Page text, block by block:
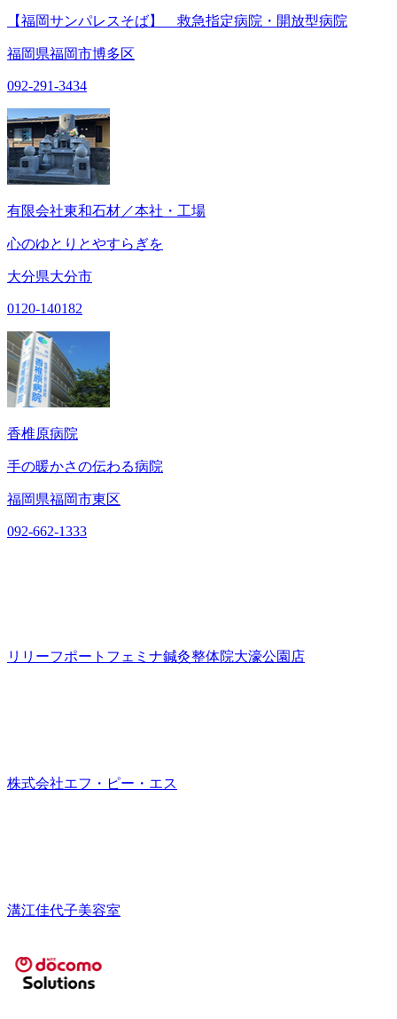
【福岡サンパレスそば】 救急指定病院・開放型病院
福岡県福岡市博多区
092-291-3434
有限会社東和石材／本社・工場
心のゆとりとやすらぎを
大分県大分市
0120-140182
香椎原病院
手の暖かさの伝わる病院
福岡県福岡市東区
092-662-1333
リリーフポートフェミナ鍼灸整体院大濠公園店
株式会社エフ・ピー・エス
溝江佳代子美容室